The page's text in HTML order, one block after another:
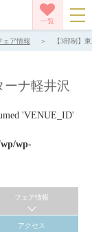
一覧
ェア情報 【3部制】
ーナ軽井沢
'VENUE_ID'
wp-
フェア情報
アクセス